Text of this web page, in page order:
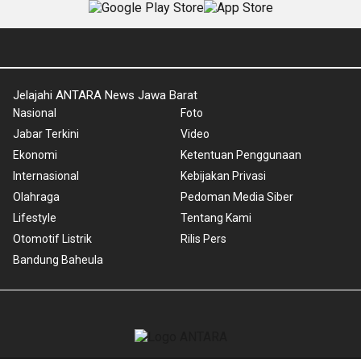
Jelajahi ANTARA News Jawa Barat
Nasional
Jabar Terkini
Ekonomi
Internasional
Olahraga
Lifestyle
Otomotif Listrik
Bandung Baheula
Foto
Video
Ketentuan Penggunaan
Kebijakan Privasi
Pedoman Media Siber
Tentang Kami
Rilis Pers